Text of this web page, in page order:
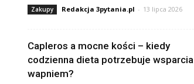
Zakupy Redakcja 3pytania.pl - 13 lipca 2026
Capleros a mocne kości – kiedy
codzienna dieta potrzebuje wsparcia
wapniem?